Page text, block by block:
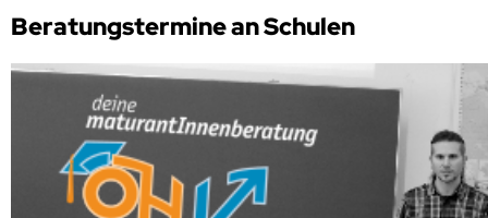
Beratungstermine an Schulen